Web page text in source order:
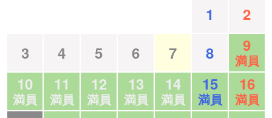
1
2
3
4 5 6 7 8 9
満員
10
満員
11
満員
12
満員
13
満員
14
満員
15
満員
16
満員